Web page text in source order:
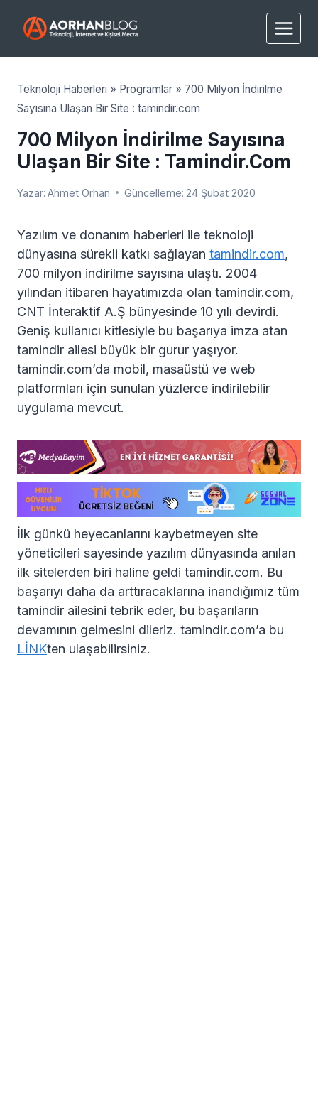
Teknoloji Haberleri » Programlar » 700 Milyon İndirilme
Sayısına Ulaşan Bir Site : tamindir.com
700 Milyon İndirilme Sayısına
Ulaşan Bir Site : Tamindir.com
Yazar: Ahmet Orhan Güncelleme: 24 Şubat 2020
Yazılım ve donanım haberleri ile teknoloji
dünyasına sürekli katkı sağlayan tamindir.com,
700 milyon indirilme sayısına ulaştı. 2004
yılından itibaren hayatımızda olan tamindir.com,
CNT İnteraktif A.Ş bünyesinde 10 yılı devirdi.
Geniş kullanıcı kitlesiyle bu başarıya imza atan
tamindir ailesi büyük bir gurur yaşıyor.
tamindir.com’da mobil, masaüstü ve web
platformları için sunulan yüzlerce indirilebilir
uygulama mevcut.
İlk günkü heyecanlarını kaybetmeyen site
yöneticileri sayesinde yazılım dünyasında anılan
ilk sitelerden biri haline geldi tamindir.com. Bu
başarıyı daha da arttıracaklarına inandığımız tüm
tamindir ailesini tebrik eder, bu başarıların
devamının gelmesini dileriz. tamindir.com’a bu
LİNKten ulaşabilirsiniz.